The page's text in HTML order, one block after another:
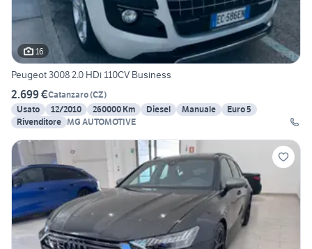
16
Peugeot 3008 2.0 HDi 110CV Business
2.699 €Catanzaro(CZ)
Usato
12/2010 260000 Km Diesel Manuale
Euro 5
Rivenditore MG AUTOMOTIVE